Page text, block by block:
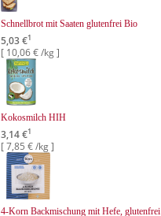
Schnellbrot mit Saaten glutenfrei Bio
5,03 €1
[ 10,06 € /kg ]
Kokosmilch HIH
3,14 €1
[ 7,85 € /kg ]
4-Korn Backmischung mit Hefe, glutenfrei